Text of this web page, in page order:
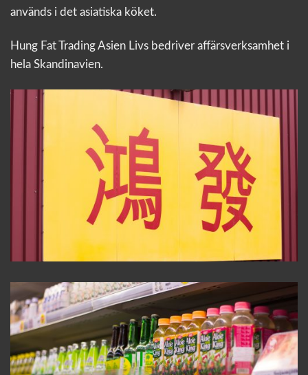
används i det asiatiska köket.
Hung Fat Trading Asien Livs bedriver affärsverksamhet i
hela Skandinavien.